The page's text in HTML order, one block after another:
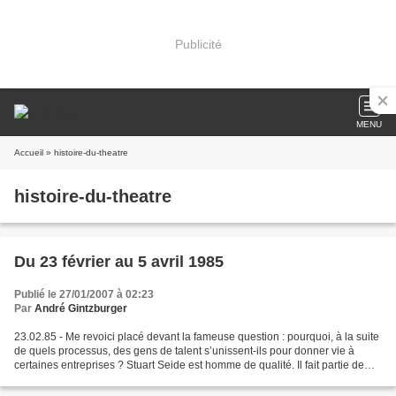
Publicité
MENU
Accueil » histoire-du-theatre
histoire-du-theatre
Du 23 février au 5 avril 1985
Publié le 27/01/2007 à 02:23
Par André Gintzburger
23.02.85 - Me revoici placé devant la fameuse question : pourquoi, à la suite
de quels processus, des gens de talent s’unissent-ils pour donner vie à
certaines entreprises ? Stuart Seide est homme de qualité. Il fait partie de